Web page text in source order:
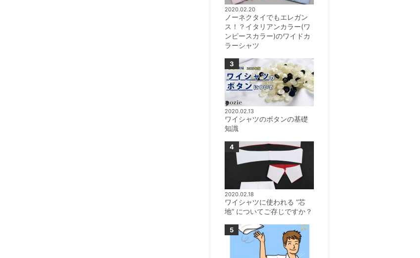
2020.02.20
ノーネクタイでもエレガン
ス！？イタリアンカラー(ワ
ンピースカラー)のワイドカ
ラーシャツ
2020.02.13
ワイシャツのボタンの基礎
知識
2020.02.18
ワイシャツに使われる ”芯
地” についてご存じですか？